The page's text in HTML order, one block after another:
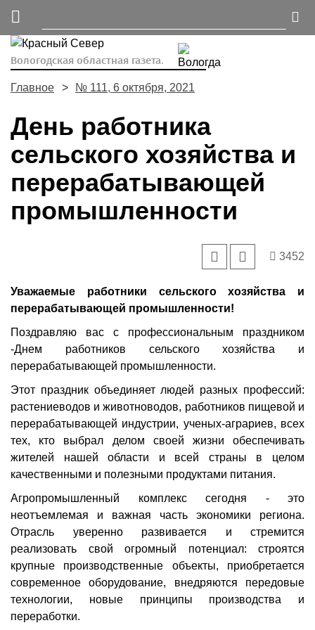
Вологодская областная газета.
Главное № 111, 6 октября, 2021
День работника
сельского хозяйства и
перерабатывающей
промышленности
3452
Уважаемые работники сельского хозяйства и
перерабатывающей промышленности!
Поздравляю вас с профессиональным праздником
-Днем работников сельского хозяйства и
перерабатывающей промышленности.
Этот праздник объединяет людей разных профессий:
растениеводов и животноводов, работников пищевой и
перерабатывающей индустрии, ученых-аграриев, всех
тех, кто выбрал делом своей жизни обеспечивать
жителей нашей области и всей страны в целом
качественными и полезными продуктами питания.
Агропромышленный комплекс сегодня - это
неотъемлемая и важная часть экономики региона.
Отрасль уверенно развивается и стремится
реализовать свой огромный потенциал: строятся
крупные производственные объекты, приобретается
современное оборудование, внедряются передовые
технологии, новые принципы производства и
переработки.